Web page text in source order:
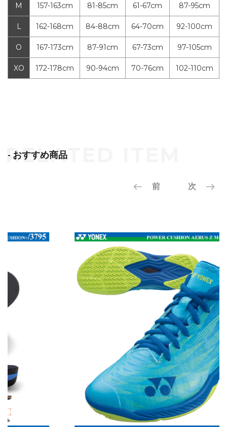
M 157-163cm 81-85cm 61-67cm 87-95cm
L 162-168cm 84-88cm 64-70cm 92-100cm
O 167-173cm 87-91cm 67-73cm 97-105cm
XO 172-178cm 90-94cm 70-76cm 102-110cm
- おすすめ商品
前 次